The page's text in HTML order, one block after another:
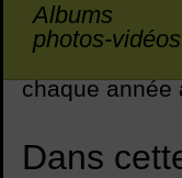
Albums
photos-vidéos
Attention,
chaque année
Dans